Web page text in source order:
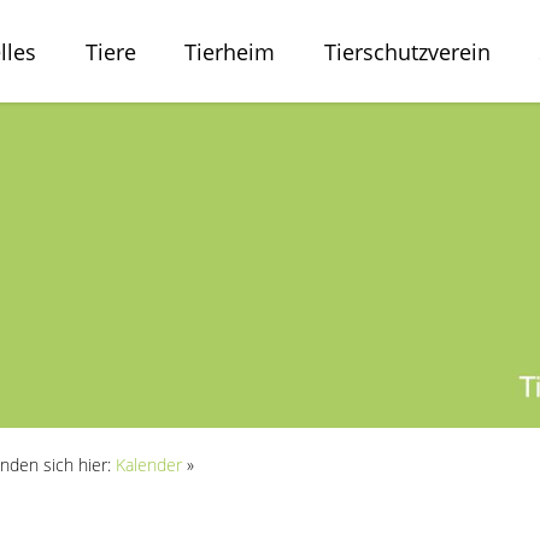
Tiere Tierheim Tierschutzverein
sich hier: Kalender »